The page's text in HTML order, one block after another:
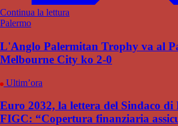
Continua la lettura
Palermo
L'Anglo Palermitan Trophy va al
Melbourne City ko 2-0
Ultim’ora
Euro 2032, la lettera del Sindaco di
FIGC: “Copertura finanziaria